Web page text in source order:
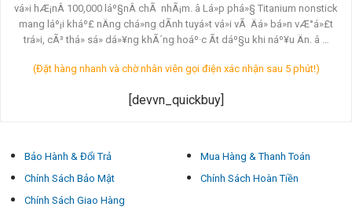
vá»i hÆ¡nÂ 100,000 láº§nÂ chÃ nhÃ¡m. â Lá»p phá»§ Titanium nonstick
mang láº¡i kháº£ nÄng chá»ng dÃ­nh tuyá»t vá»i vÃ Äá» bá»n vÆ°á»£t
trá»i, cÃ³ thá» sá»­ dá»¥ng khÃ´ng hoáº·c Ã­t dáº§u khi náº¥u Än. â …
(Đặt hàng nhanh và chờ nhân viên gọi điện xác nhận sau 5 phút!)
[devvn_quickbuy]
Bảo Hành & Đổi Trả
Chính Sách Bảo Mật
Chính Sách Giao Hàng
Mua Hàng & Thanh Toán
Chính Sách Hoàn Tiền